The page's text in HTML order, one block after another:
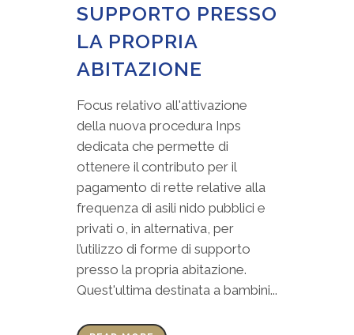
SUPPORTO PRESSO
LA PROPRIA
ABITAZIONE
Focus relativo all'attivazione
della nuova procedura Inps
dedicata che permette di
ottenere il contributo per il
pagamento di rette relative alla
frequenza di asili nido pubblici e
privati o, in alternativa, per
l’utilizzo di forme di supporto
presso la propria abitazione.
Quest'ultima destinata a bambini...